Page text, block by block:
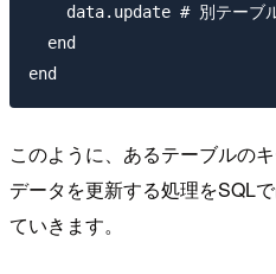
data.update # 別テーブ
  end
このように、あるテーブルの
データを更新する処理をSQL
ていきます。